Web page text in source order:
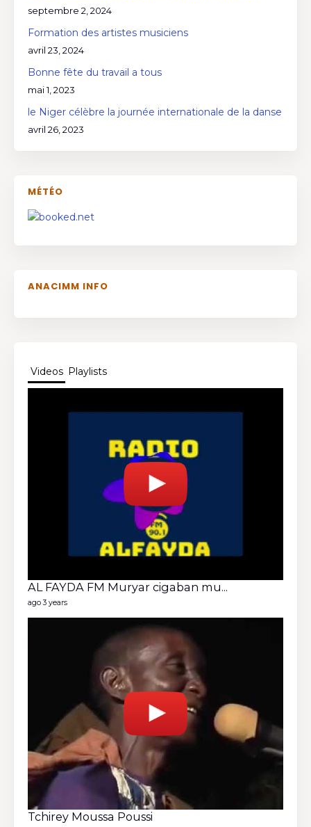
septembre 2, 2024
Formation des artistes musiciens
avril 23, 2024
Bonne fête du travail a tous
mai 1, 2023
le Niger célèbre la journée internationale de la danse
avril 26, 2023
MÉTÉO
ANACIMM INFO
Videos Playlists
AL FAYDA FM Muryar cigaban mu...
ago 3 years
Tchirey Moussa Poussi